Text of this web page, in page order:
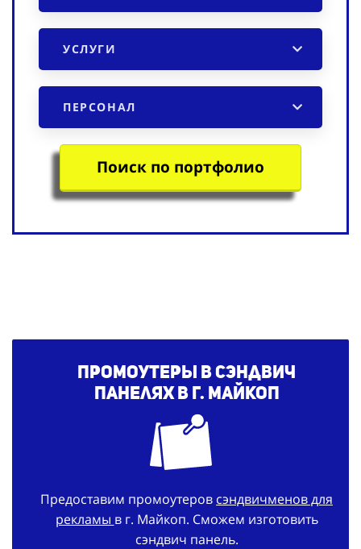
УСЛУГИ
ПЕРСОНАЛ
Поиск по портфолио
Промоутеры в сэндвич
панелях в г. Майкоп
Предоставим промоутеров сэндвичменов для
рекламы в г. Майкоп. Сможем изготовить
сэндвич панель.